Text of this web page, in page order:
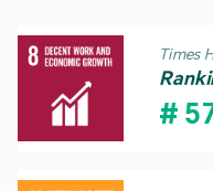
Times
#